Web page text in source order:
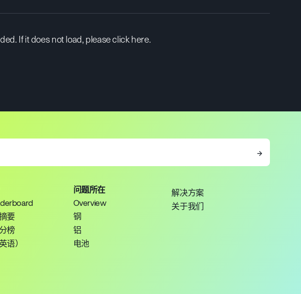
If it does not load, pleaseclick here.
→
要
榜
语）
问题所在
Overview
钢
铝
电池
解决方案
关于我们